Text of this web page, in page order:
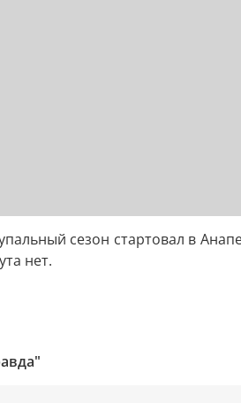
сезон стартовал в
нет.